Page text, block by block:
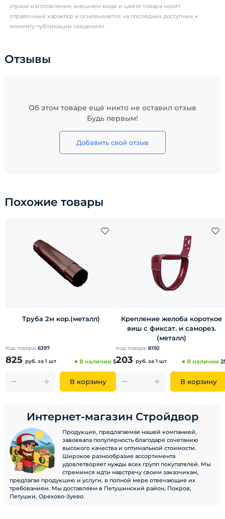
стране изготовления, внешнем виде и цвете товара носит
справочный характер и основывается на последних доступных к
моменту публикации сведениях
Отзывы
Об этом товаре ещё никто не оставил отзыв
Будь первым!
Добавить свой отзыв
Похожие товары
Труба 2м кор.(металл)
Код товара: 6397
825 руб. за 1 шт В наличии 5
В корзину
Крепление желоба короткое
виш с фиксат. и саморез.
(металл)
Код товара: 8192
203 руб. за 1 шт В наличии
В корзину
Интернет-магазин Стройдвор
Продукция, предлагаемая нашей компанией,
завоевала популярность благодаря сочетанию
высокого качества и оптимальной стоимости.
Широкое разнообразие ассортимента
удовлетворяет нужды всех групп покупателей. Мы
стремимся идти навстречу своим заказчикам,
предлагая продукцию и услуги, в полной мере отвечающие их
требованиям. Мы доставляем в Петушинский район, Покров,
Петушки, Орехово-Зуево.